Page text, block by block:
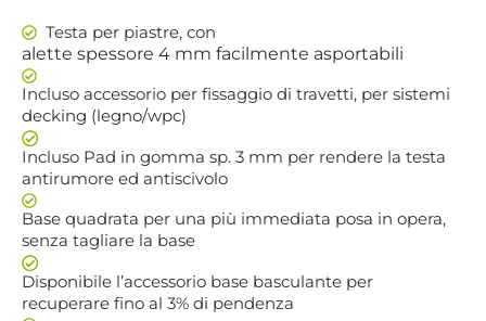
Testa per piastre, con
alette spessore 4 mm facilmente asportabili
Incluso accessorio per fissaggio di travetti, per sistemi
decking (legno/wpc)
Incluso Pad in gomma sp. 3 mm per rendere la testa
antirumore ed antiscivolo
Base quadrata per una più immediata posa in opera,
senza tagliare la base
Disponibile l’accessorio base basculante per
recuperare fino al 3% di pendenza